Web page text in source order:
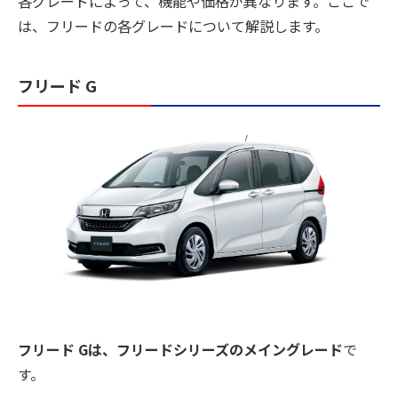
は、フリードの各グレードについて解説します。
フリード G
フリード Gは、フリードシリーズのメイングレードで
す。